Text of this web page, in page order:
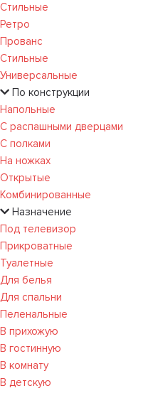
Стильные
Ретро
Прованс
Стильные
Универсальные
По конструкции
Напольные
С распашными дверцами
С полками
На ножках
Открытые
Комбинированные
Назначение
Под телевизор
Прикроватные
Туалетные
Для белья
Для спальни
Пеленальные
В прихожую
В гостинную
В комнату
В детскую